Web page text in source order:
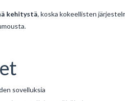
kehitystä, koska kokeellisten
sovelluksia